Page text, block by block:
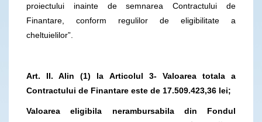
proiectului inainte de semnarea Contractului de
Finantare, conform regulilor de eligibilitate a
cheltuielilor”.
Art. II. Alin (1) la Articolul 3- Valoarea totala a
Contractului de Finantare este de 17.509.423,36 lei;
Valoarea eligibila nerambursabila din Fondul